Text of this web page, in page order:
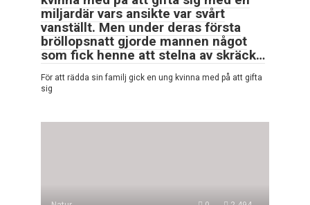
miljardär vars ansikte var svårt
vanställt. Men under deras första
bröllopsnatt gjorde mannen något
som fick henne att stelna av skräck…
För att rädda sin familj gick en ung kvinna med på att gifta
sig